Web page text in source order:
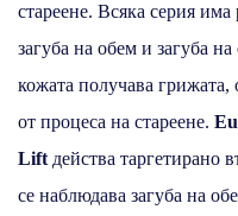
стареене. Всяка серия
загуба на обем и загуба
кожата получава грижата,
от процеса на стареене.
Lift действа таргетирано
се наблюдава загуба на